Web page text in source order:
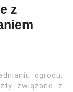
z
ogrodu,
związane z